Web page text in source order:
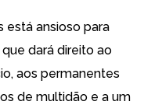
está ansioso para
dará direito ao
aos permanentes
de multidão e a um